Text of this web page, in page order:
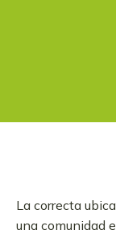
La correcta
una comunidad